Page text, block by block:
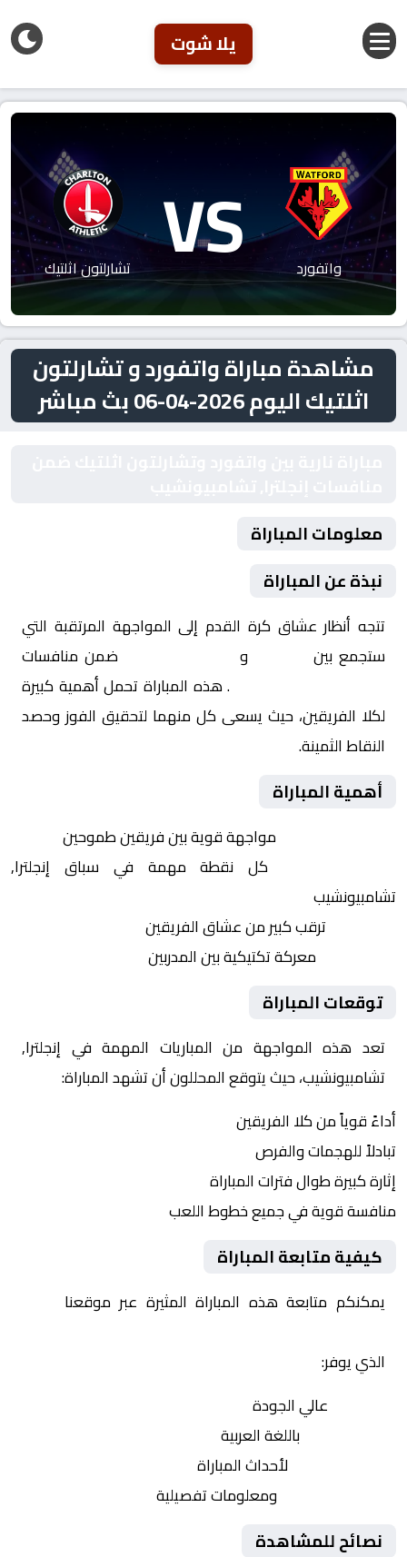
يلا شوت
واتفورد VS تشارلتون اثلتيك
مشاهدة مباراة واتفورد و تشارلتون
اثلتيك اليوم 2026-04-06 بث مباشر
معلومات المباراة
نبذة عن المباراة
تتجه أنظار عشاق كرة القدم إلى المواجهة المرتقبة التي
ستجمع بين
وتشارلتون اثلتيك
ضمن منافسات
. هذه المباراة تحمل أهمية كبيرة
لكلا الفريقين، حيث يسعى كل منهما لتحقيق الفوز وحصد
النقاط الثمينة.
أهمية المباراة
مواجهة قوية بين فريقين طموحين
كل نقطة مهمة في سباق إنجلترا,
تشامبيونشيب
ترقب كبير من عشاق الفريقين
معركة تكتيكية بين المدربين
توقعات المباراة
تعد هذه المواجهة من المباريات المهمة في إنجلترا,
تشامبيونشيب، حيث يتوقع المحللون أن تشهد المباراة:
أداءً قوياً من كلا الفريقين
تبادلاً للهجمات والفرص
إثارة كبيرة طوال فترات المباراة
منافسة قوية في جميع خطوط اللعب
كيفية متابعة المباراة
يمكنكم متابعة هذه المباراة المثيرة عبر موقعنا
الذي يوفر:
عالي الجودة
باللغة العربية
لأحداث المباراة
ومعلومات تفصيلية
نصائح للمشاهدة